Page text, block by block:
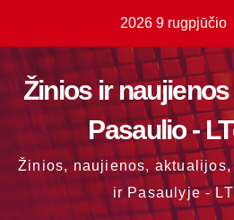
content
2026 9 rugpjūčio
Žinios ir
Pasaulio -
Žinios, naujienos,
ir Pasaulyje -